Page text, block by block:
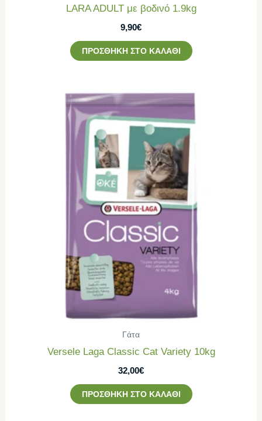
LARA ADULT με βοδινό 1.9kg
9,90€
ΠΡΟΣΘΉΚΗ ΣΤΟ ΚΑΛΆΘΙ
Γάτα
Versele Laga Classic Cat Variety 10kg
32,00€
ΠΡΟΣΘΉΚΗ ΣΤΟ ΚΑΛΆΘΙ